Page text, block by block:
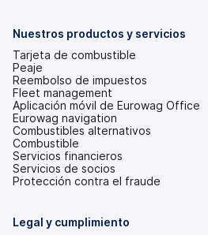
pestaña
Nuestros productos y servicios
Tarjeta de combustible
Peaje
Reembolso de impuestos
Fleet management
Aplicación móvil de Eurowag Office
Eurowag navigation
Combustibles alternativos
Combustible
Servicios financieros
Servicios de socios
Protección contra el fraude
Legal y cumplimiento